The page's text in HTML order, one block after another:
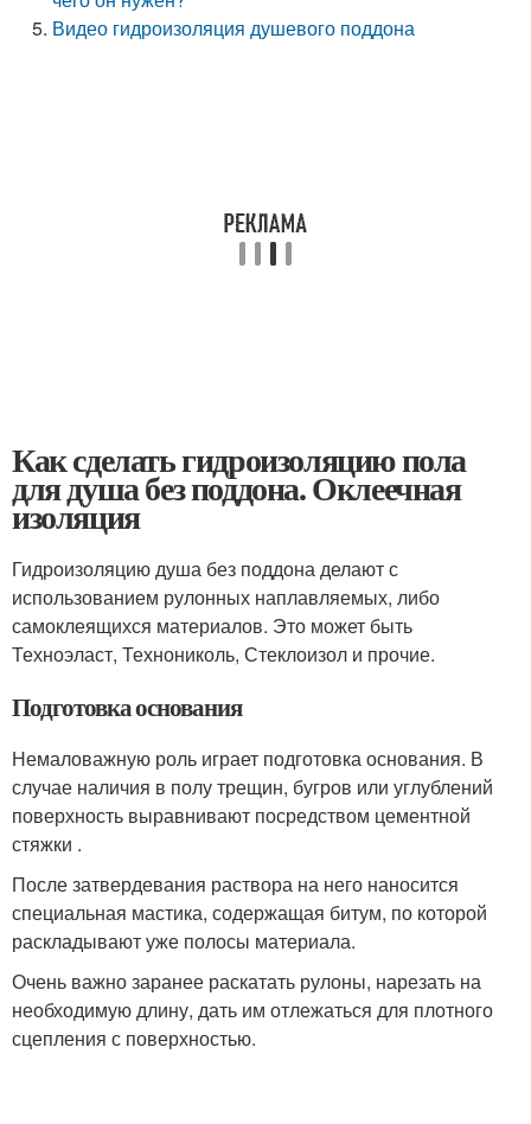
Видео гидроизоляция душевого поддона
Как сделать гидроизоляцию пола
для душа без поддона. Оклеечная
изоляция
Гидроизоляцию душа без поддона делают с
использованием рулонных наплавляемых, либо
самоклеящихся материалов. Это может быть
Техноэласт, Технониколь, Стеклоизол и прочие.
Подготовка основания
Немаловажную роль играет подготовка основания. В
случае наличия в полу трещин, бугров или углублений
поверхность выравнивают посредством цементной
стяжки .
После затвердевания раствора на него наносится
специальная мастика, содержащая битум, по которой
раскладывают уже полосы материала.
Очень важно заранее раскатать рулоны, нарезать на
необходимую длину, дать им отлежаться для плотного
сцепления с поверхностью.